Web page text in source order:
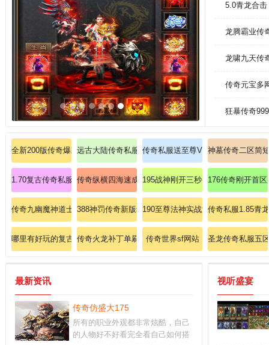
5.0青龙合
龙腾霸业传
龙啸九天传
传奇元宝多
狂暴传奇
全新200版传奇爆款热卖麻痹戒指888！
远古大陆传奇私服：踏上远古大陆，挑战传奇世界的种
传奇私服送至尊VIP：传奇私服的巅
神墓传奇二区简
1.70复古传奇私服长久：长期稳定运行的1.70版本复古传奇私服，满足玩
传奇纵横四海速成法师冰咆哮终极奥义！
195战神刚开三秒手把手教新手掌握
176传奇刚开首
传奇九幽魔神道士如何提升英雄施毒术威力？
388神罚传奇新版独家解析法师火墙奥义？
190至尊法神实战测评道士幽灵盾技
传奇私服1.85青
哪里有好玩的复古传奇：传奇如何选？挑对服爽翻天！
传奇火龙补丁单刷暗之赤月恶魔的绝技！
传奇世界sf网站 圣龙传奇私服五
最新资讯
传奇仿盛大175
所有的职业外观都非常炫酷，自己
的人物好不好看完全看自己如何搭
视听盛宴